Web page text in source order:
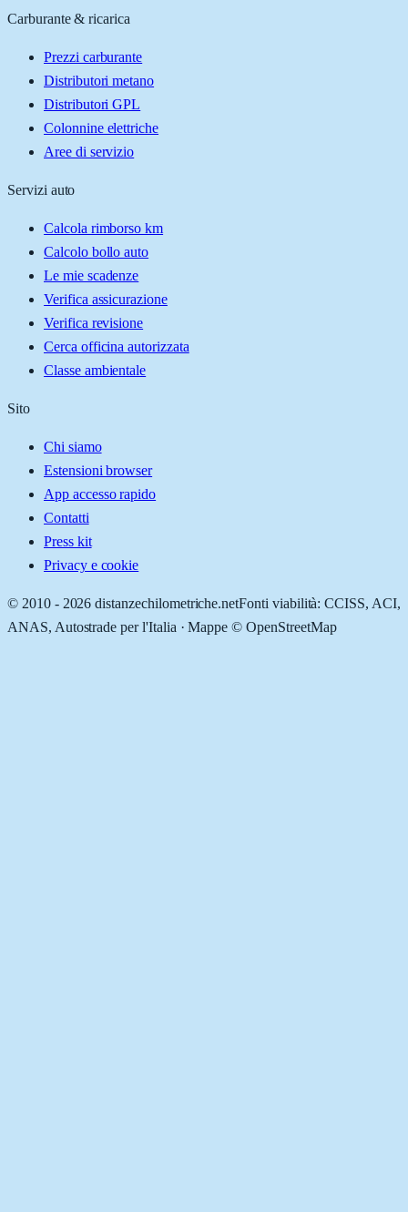
Carburante & ricarica
Prezzi carburante
Distributori metano
Distributori GPL
Colonnine elettriche
Aree di servizio
Servizi auto
Calcola rimborso km
Calcolo bollo auto
Le mie scadenze
Verifica assicurazione
Verifica revisione
Cerca officina autorizzata
Classe ambientale
Sito
Chi siamo
Estensioni browser
App accesso rapido
Contatti
Press kit
Privacy e cookie
© 2010 - 2026 distanzechilometriche.netFonti viabilità: CCISS, ACI,
ANAS, Autostrade per l'Italia · Mappe © OpenStreetMap